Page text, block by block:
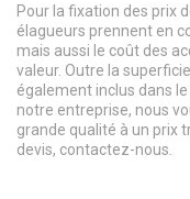
Pour la fixation des prix
élagueurs prennent en
mais aussi le coût des
valeur. Outre la
également inclus dans
notre entreprise, nous
grande qualité à un prix
devis, contactez-nous.